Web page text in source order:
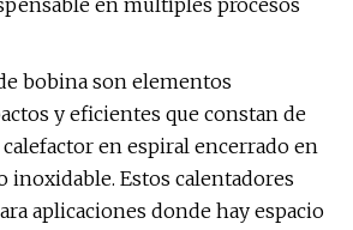
en múltiples procesos
bobina son elementos
y eficientes que constan de
en espiral encerrado en
inoxidable. Estos calentadores
aplicaciones donde hay espacio